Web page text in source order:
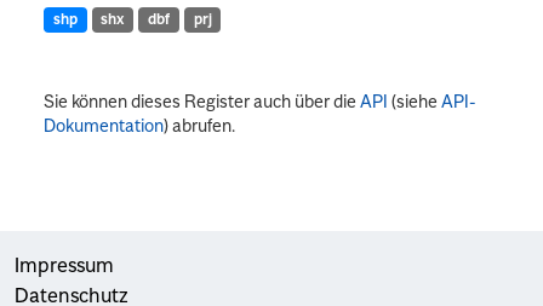
shp shx dbf prj
Sie können dieses Register auch über dieAPI (sieheAPI-
Dokumentation) abrufen.
Impressum
Datenschutz